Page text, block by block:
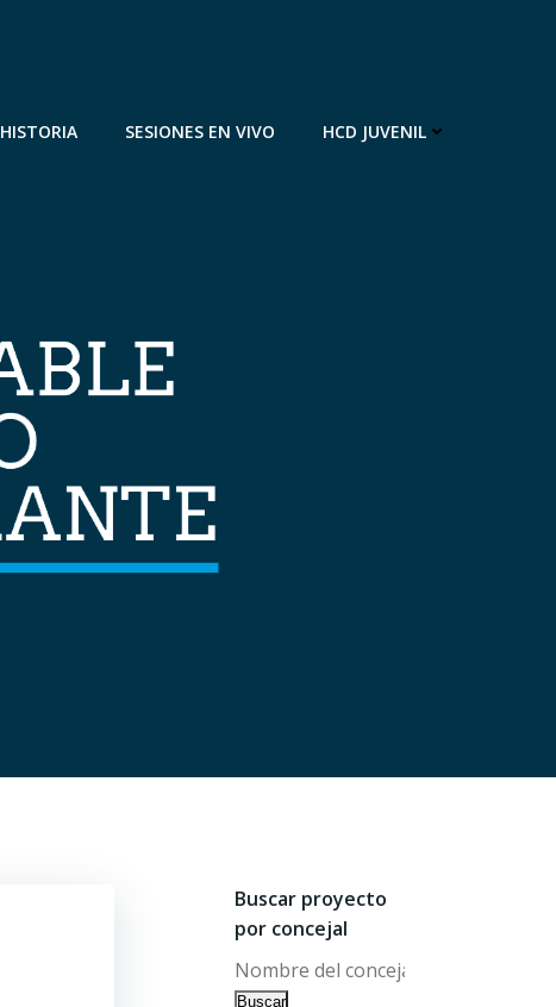
HISTORIA SESIONES EN VIVO HCD JUVENIL
Buscar proyecto
por concejal